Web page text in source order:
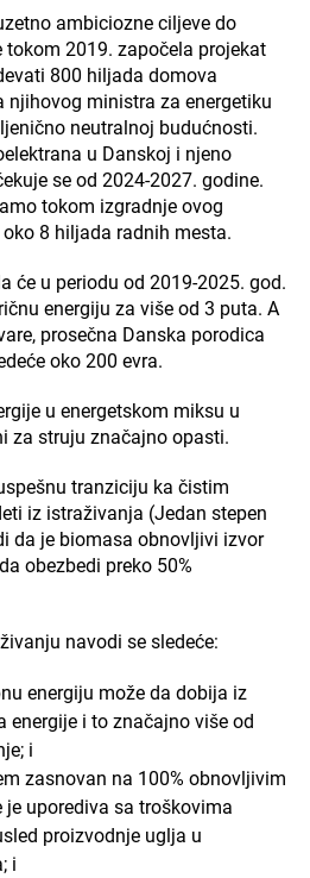
ambiciozne ciljeve do
tokom 2019. započela projekat
800 hiljada domova
njihovog ministra za energetiku
neutralnoj budućnosti.
u Danskoj i njeno
se od 2024-2027. godine.
tokom izgradnje ovog
8 hiljada radnih mesta.
će u periodu od 2019-2025. god.
energiju za više od 3 puta. A
prosečna Danska porodica
oko 200 evra.
u energetskom miksu u
za struju značajno opasti.
tranziciju ka čistim
iz istraživanja (Jedan stepen
da je biomasa obnovljivi izvor
obezbedi preko 50%
navodi se sledeće:
energiju može da dobija iz
energije i to značajno više od
i
zasnovan na 100% obnovljivim
je uporediva sa troškovima
proizvodnje uglja u
i